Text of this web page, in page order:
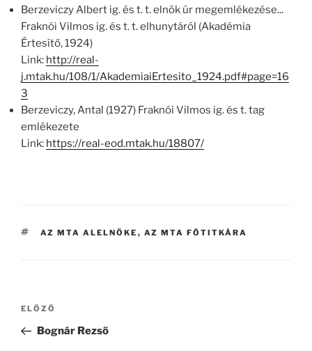
Berzeviczy Albert ig. és t. t. elnök úr megemlékezése...
Fraknói Vilmos ig. és t. t. elhunytáról (Akadémia
Értesítő, 1924)
Link: http://real-
j.mtak.hu/108/1/AkademiaiErtesito_1924.pdf#page=16
3
Berzeviczy, Antal (1927) Fraknói Vilmos ig. és t. tag
emlékezete
Link: https://real-eod.mtak.hu/18807/
CÍMKÉK
AZ MTA ALELNÖKE , AZ MTA FŐTITKÁRA
Bejegyzés
Korábbi
bejegyzés
ELŐZŐ
Bognár Rezső